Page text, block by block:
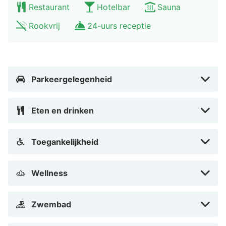
Toscaans sfeer. Het restaurant heeft 16 Gault Millau-
punten en serveert seizoensgebonden en lichte
voor een drankje of een koffietafel.
pittoreske straatjes naar het beroemde hertogelijk
oude centrum. Bezoek Hannover en bewonder de
het indrukwekkende nieuwe stadhuis.
Restaurant
Hotelbar
Sauna
Rookvrij
24-uurs receptie
Parkeergelegenheid
Eten en drinken
Toegankelijkheid
Wellness
Zwembad